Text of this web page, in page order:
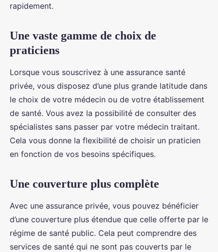
rapidement.
Une vaste gamme de choix de
praticiens
Lorsque vous souscrivez à une assurance santé
privée, vous disposez d’une plus grande latitude dans
le choix de votre médecin ou de votre établissement
de santé. Vous avez la possibilité de consulter des
spécialistes sans passer par votre médecin traitant.
Cela vous donne la flexibilité de choisir un praticien
en fonction de vos besoins spécifiques.
Une couverture plus complète
Avec une assurance privée, vous pouvez bénéficier
d’une couverture plus étendue que celle offerte par le
régime de santé public. Cela peut comprendre des
services de santé qui ne sont pas couverts par le